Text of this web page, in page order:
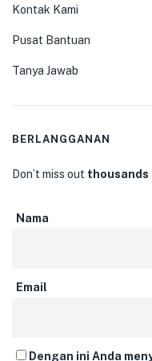
Kontak Kami
Pusat Bantuan
Tanya Jawab
BERLANGGANAN
Don’t miss out
Nama
Email
Dengan ini Anda